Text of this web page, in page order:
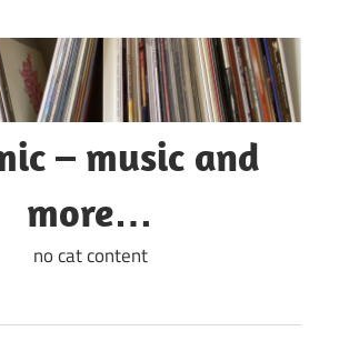
– music and
more…
no cat content